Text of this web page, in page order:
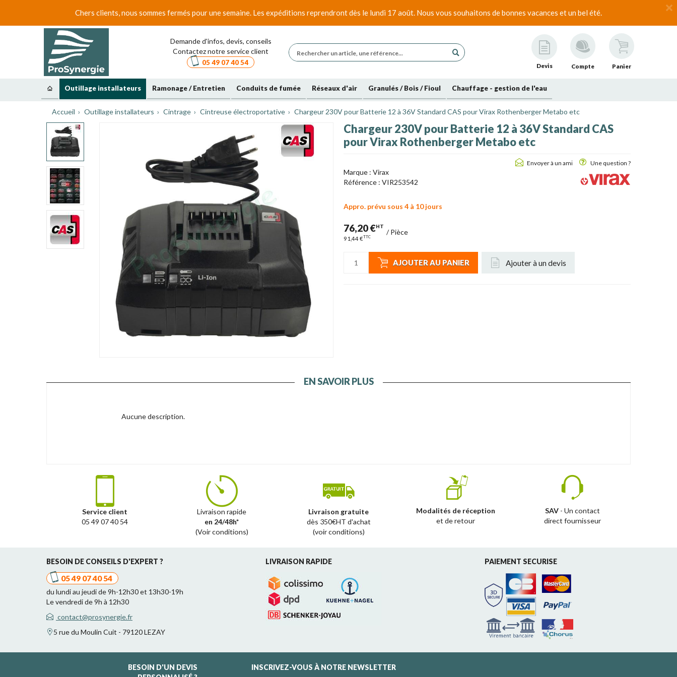
Chers clients, nous sommes fermés pour une semaine. Les expéditions reprendront dès le lundi 17 août. Nous vous souhaitons de bonnes vacances et un bel été.
Demande d'infos, devis, conseils
Contactez notre service client
05 49 07 40 54 Devis Compte Panier
Outillage installateurs Ramonage / Entretien Conduits de fumée Réseaux d'air Granulés / Bois / Fioul Chauffage - gestion de l'eau
Accueil Outillage installateurs Cintrage Cintreuse électroportative Chargeur 230V pour Batterie 12 à 36V Standard CAS pour Virax Rothenberger Metabo etc
Chargeur 230V pour Batterie 12 à 36V Standard CAS
pour Virax Rothenberger Metabo etc
Envoyer à un ami Une question ?
Marque : Virax
Référence : VIR253542
Appro. prévu sous 4 à 10 jours
76,20 €HT
91,44 €TTC
/Pièce
AJOUTER AU PANIER Ajouter à un devis
EN SAVOIR PLUS
Aucune description.
Service client
05 49 07 40 54
Livraison rapide
en 24/48h*
(Voir conditions)
Livraison gratuite
dès 350€HT d'achat
(voir conditions)
Modalités de réception
et de retour
SAV- Un contact
direct fournisseur
BESOIN DE CONSEILS D'EXPERT ?
05 49 07 40 54
du lundi au jeudi de 9h-12h30 et 13h30-19h
Le vendredi de 9h à 12h30
contact@prosynergie.fr
5 rue du Moulin Cuit - 79120 LEZAY
LIVRAISON RAPIDE PAIEMENT SECURISE
BESOIN D'UN DEVIS
INSCRIVEZ-VOUS À NOTRE NEWSLETTER